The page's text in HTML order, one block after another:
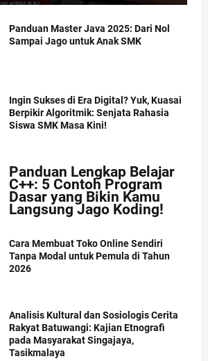
Panduan Master Java 2025: Dari Nol
Sampai Jago untuk Anak SMK
Ingin Sukses di Era Digital? Yuk, Kuasai
Berpikir Algoritmik: Senjata Rahasia
Siswa SMK Masa Kini!
Panduan Lengkap Belajar
C++: 5 Contoh Program
Dasar yang Bikin Kamu
Langsung Jago Koding!
Cara Membuat Toko Online Sendiri
Tanpa Modal untuk Pemula di Tahun
2026
Analisis Kultural dan Sosiologis Cerita
Rakyat Batuwangi: Kajian Etnografi
pada Masyarakat Singajaya,
Tasikmalaya